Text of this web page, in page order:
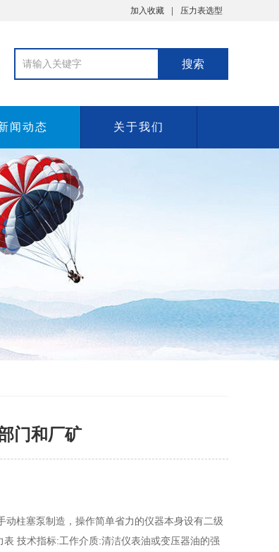
加入收藏 压力表选型
闻动态 关于我们
门和厂矿
柱塞泵制造，操作简单省力的仪器本身设有二级
技术指标:工作介质:清洁仪表油或变压器油的强